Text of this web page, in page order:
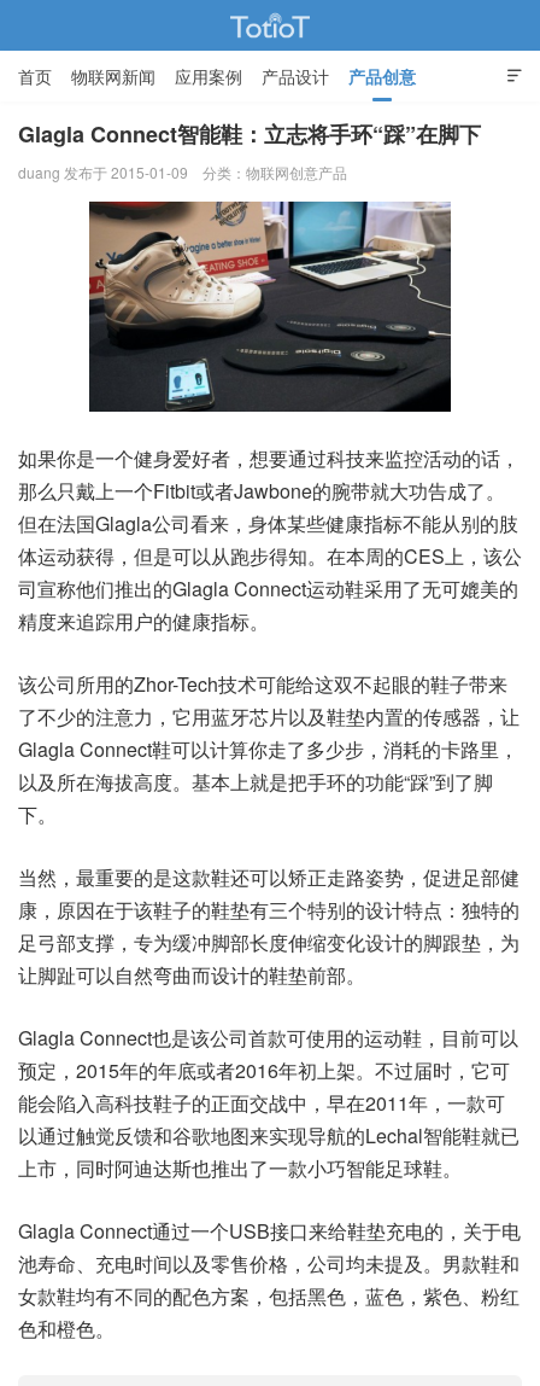
物联网的那些事 - Totiot

首页 物联网新闻 应用案例 产品设计 产品创意
智能家居
Glagla Connect智能鞋：立志将手环“踩”在脚下
duang 发布于 2015-01-09 分类： 物联网创意产品
如果你是一个健身爱好者，想要通过科技来监控活动的话，
那么只戴上一个Fitbit或者Jawbone的腕带就大功告成了。
但在法国Glagla公司看来，身体某些健康指标不能从别的肢
体运动获得，但是可以从跑步得知。在本周的CES上，该公
司宣称他们推出的Glagla Connect运动鞋采用了无可媲美的
精度来追踪用户的健康指标。
该公司所用的Zhor-Tech技术可能给这双不起眼的鞋子带来
了不少的注意力，它用蓝牙芯片以及鞋垫内置的传感器，让
Glagla Connect鞋可以计算你走了多少步，消耗的卡路里，
以及所在海拔高度。基本上就是把手环的功能“踩”到了脚
下。
当然，最重要的是这款鞋还可以矫正走路姿势，促进足部健
康，原因在于该鞋子的鞋垫有三个特别的设计特点：独特的
足弓部支撑，专为缓冲脚部长度伸缩变化设计的脚跟垫，为
让脚趾可以自然弯曲而设计的鞋垫前部。
Glagla Connect也是该公司首款可使用的运动鞋，目前可以
预定，2015年的年底或者2016年初上架。不过届时，它可
能会陷入高科技鞋子的正面交战中，早在2011年，一款可
以通过触觉反馈和谷歌地图来实现导航的Lechal智能鞋就已
上市，同时阿迪达斯也推出了一款小巧智能足球鞋。
Glagla Connect通过一个USB接口来给鞋垫充电的，关于电
池寿命、充电时间以及零售价格，公司均未提及。男款鞋和
女款鞋均有不同的配色方案，包括黑色，蓝色，紫色、粉红
色和橙色。